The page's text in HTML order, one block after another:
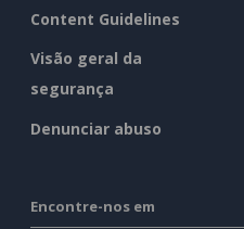
Content Guidelines
Visão geral da
segurança
Denunciar abuso
Encontre-nos em